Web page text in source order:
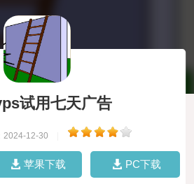
试用七天广告
2024-12-30
苹果下载 PC下载